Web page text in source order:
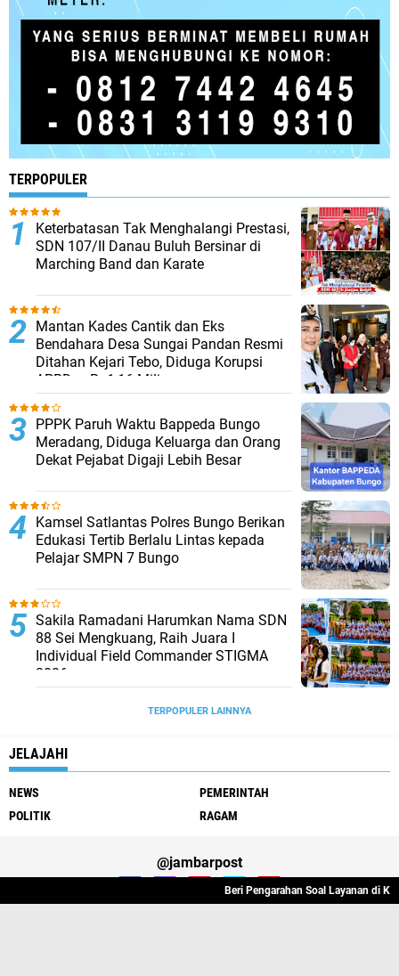
TERPOPULER
Keterbatasan Tak Menghalangi Prestasi,
SDN 107/II Danau Buluh Bersinar di
Marching Band dan Karate
Mantan Kades Cantik dan Eks
Bendahara Desa Sungai Pandan Resmi
Ditahan Kejari Tebo, Diduga Korupsi
APBDes Rp1,16 Miliar
PPPK Paruh Waktu Bappeda Bungo
Meradang, Diduga Keluarga dan Orang
Dekat Pejabat Digaji Lebih Besar
Kamsel Satlantas Polres Bungo Berikan
Edukasi Tertib Berlalu Lintas kepada
Pelajar SMPN 7 Bungo
Sakila Ramadani Harumkan Nama SDN
88 Sei Mengkuang, Raih Juara I
Individual Field Commander STIGMA
2026
TERPOPULER LAINNYA
JELAJAHI
NEWS
PEMERINTAH
POLITIK
RAGAM
@jambarpost
Beri Pengarahan Soal Layanan di Kanwil